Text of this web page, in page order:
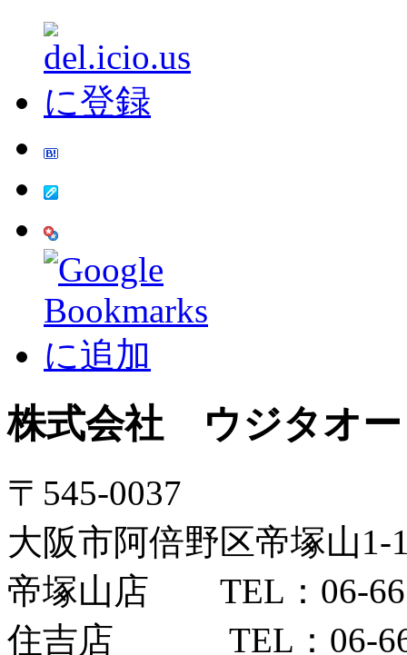
株式会社 ウジタオー
〒545-0037
大阪市阿倍野区帝塚山1-
帝塚山店 TEL：06-
住吉店 TEL：06-